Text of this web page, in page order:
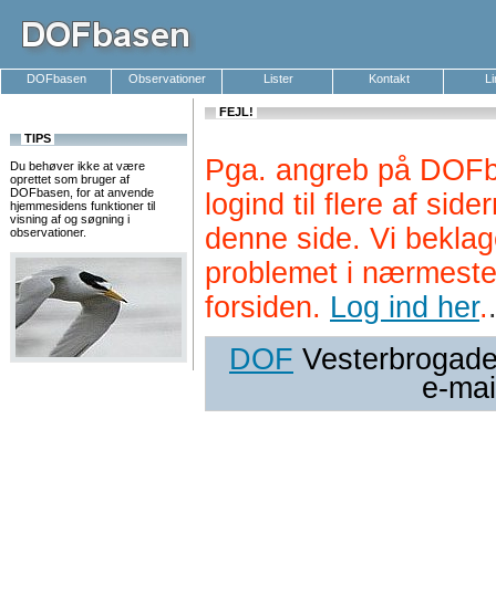
DOFbasen Observationer Lister Kontakt
TIPS
Du behøver ikke at være
oprettet som bruger af
DOFbasen, for at anvende
hjemmesidens funktioner til
visning af og søgning i
observationer.
FEJL!
Pga. angreb på
logind til flere af
denne side. Vi
problemet i
forsiden. Log ind her..
DOF
e-